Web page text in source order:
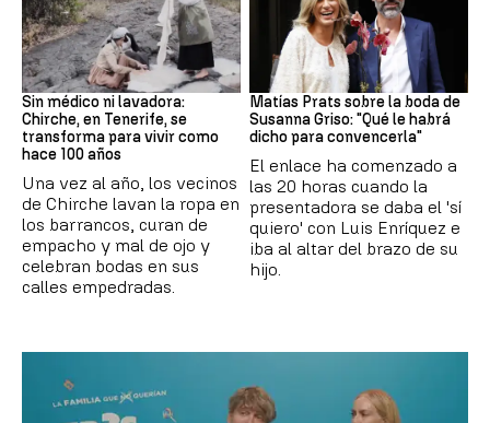
Canarias
Sin médico ni lavadora:
Chirche, en Tenerife, se
transforma para vivir como
hace 100 años
Una vez al año, los vecinos
de Chirche lavan la ropa en
los barrancos, curan de
empacho y mal de ojo y
celebran bodas en sus
calles empedradas.
Boda
Matías Prats sobre la boda de
Susanna Griso: "Qué le habrá
dicho para convencerla"
El enlace ha comenzado a
las 20 horas cuando la
presentadora se daba el 'sí
quiero' con Luis Enríquez e
iba al altar del brazo de su
hijo.